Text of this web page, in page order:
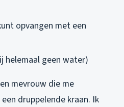
opvangen met een
helemaal geen water)
mevrouw die me
druppelende kraan. Ik